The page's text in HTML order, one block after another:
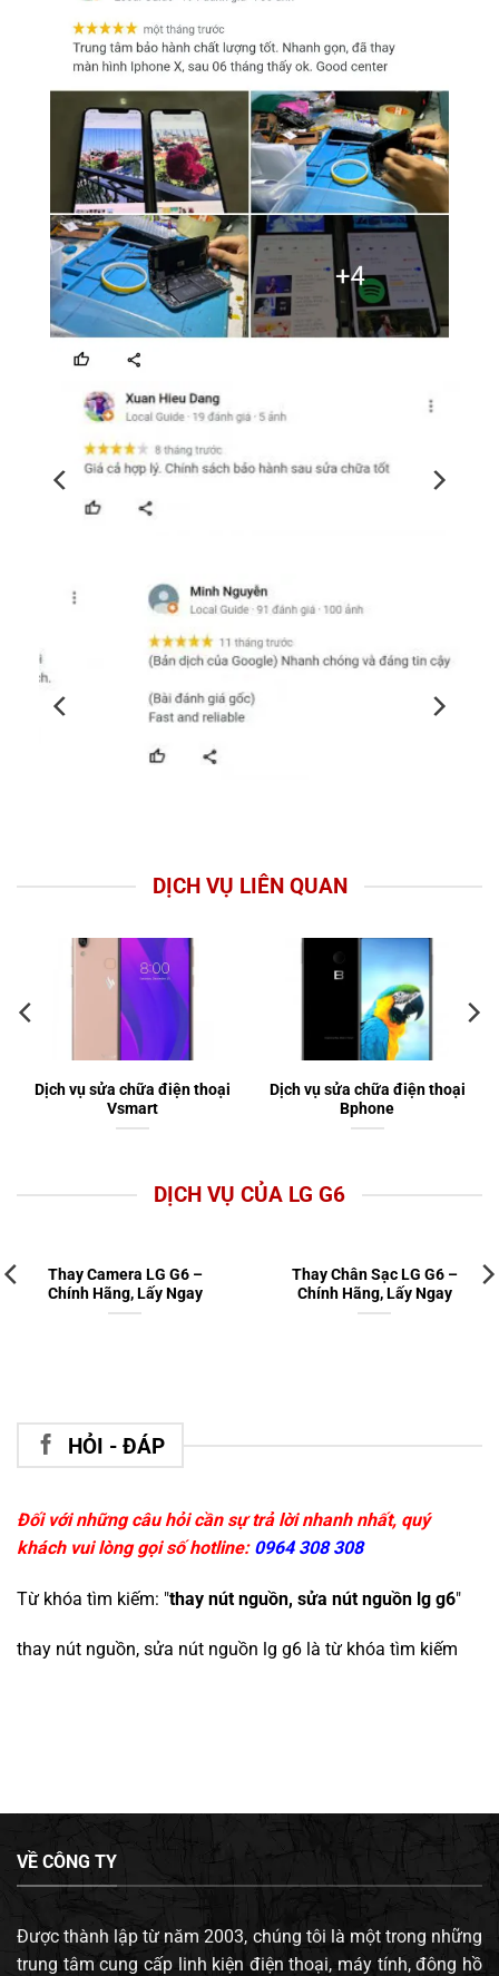
DỊCH VỤ LIÊN QUAN
Dịch vụ sửa chữa điện thoại
Vsmart
Dịch vụ sửa chữa điện thoại
Bphone
DỊCH VỤ CỦA LG G6
Thay Camera LG G6 –
Chính Hãng, Lấy Ngay
Thay Chân Sạc LG G6 –
Chính Hãng, Lấy Ngay
HỎI - ĐÁP
Đối với những câu hỏi cần sự trả lời nhanh nhất, quý
khách vui lòng gọi số hotline: 0964 308 308
Từ khóa tìm kiếm: "thay nút nguồn, sửa nút nguồn lg g6"
thay nút nguồn, sửa nút nguồn lg g6 là từ khóa tìm kiếm
VỀ CÔNG TY
Được thành lập từ năm 2003, chúng tôi là một trong những
trung tâm cung cấp linh kiện điện thoại, máy tính, đông hồ